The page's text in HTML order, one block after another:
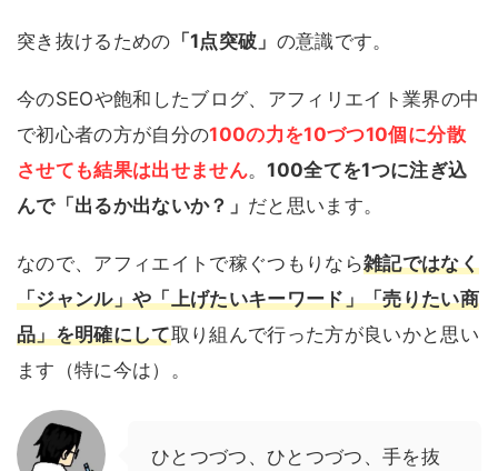
突き抜けるための 「1点突破」 の意識です。
今のSEOや飽和したブログ、アフィリエイト業界の中
で初心者の方が自分の100の力を10づつ10個に分散
させても結果は出せません。100全てを1つに注ぎ込
んで「出るか出ないか？」 だと思います。
なので、アフィエイトで稼ぐつもりなら雑記ではなく
「ジャンル」や「上げたいキーワード」「売りたい商
品」を明確にして取り組んで行った方が良いかと思い
ます（特に今は）。
ひとつづつ、ひとつづつ、手を抜